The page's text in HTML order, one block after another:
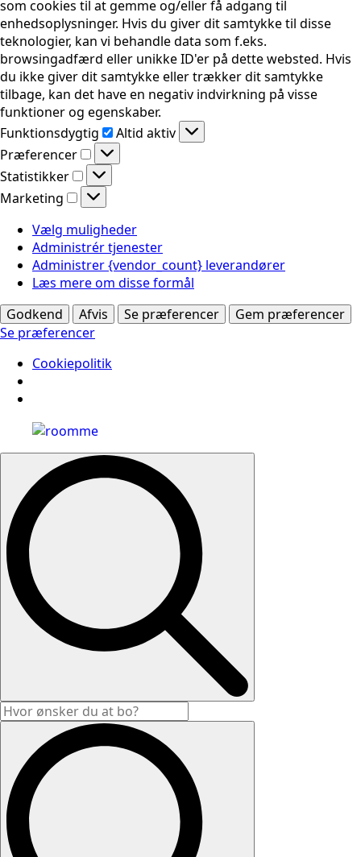
som cookies til at gemme og/eller få adgang til
enhedsoplysninger. Hvis du giver dit samtykke til disse
teknologier, kan vi behandle data som f.eks.
browsingadfærd eller unikke ID'er på dette websted. Hvis
du ikke giver dit samtykke eller trækker dit samtykke
tilbage, kan det have en negativ indvirkning på visse
funktioner og egenskaber.
Funktionsdygtig
Funktionsdygtig
Altid aktiv
Præferencer
Præferencer
Statistikker
Statistikker
Marketing
Marketing
Vælg muligheder
Administrér tjenester
Administrer {vendor_count} leverandører
Læs mere om disse formål
Godkend
Afvis Se præferencer
Gem præferencer
Se præferencer
Cookiepolitik
Search